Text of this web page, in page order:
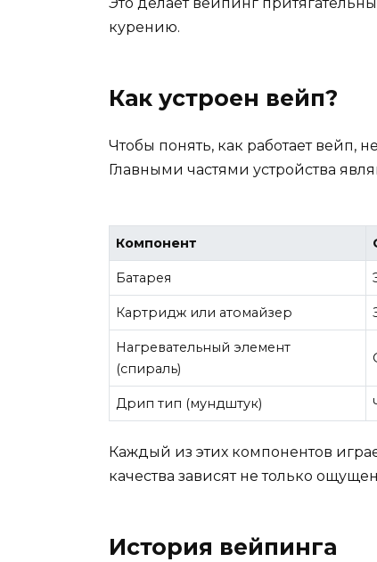
курению.
Как устроен вейп?
Чтобы понять, как работает вейп,
Главными частями устройства
Компонент
Батарея
Картридж или атомайзер
Нагревательный элемент
(спираль)
Дрип тип (мундштук)
Каждый из этих компонентов
качества зависят не только
История вейпинга